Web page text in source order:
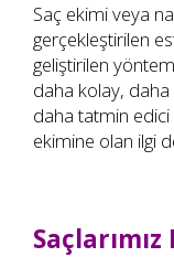
Saç ekimi veya
gerçekleştirilen
geliştirilen
daha kolay, daha
daha tatmin edici
ekimine olan ilgi